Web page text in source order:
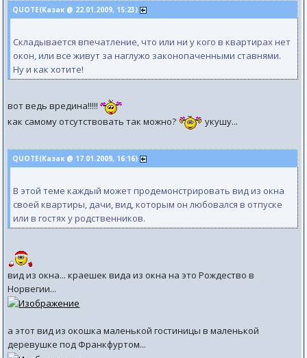
QUOTE(Казак @ 22.01.2009, 15:23)
Складывается впечатление, что или ни у кого в квартирах нет
окон, или все живут за наглужо законопаченными ставнями.
Ну и как хотите!
вот ведь вредина!!!!!
как самому отсутствовать так можно?
укушу...
QUOTE(Казак @ 17.01.2009, 16:16)
В этой теме каждый может продемонстрировать вид из окна
своей квартиры, дачи, вид, которым он любовался в отпуске
или в гостях у родственников.
вид из окна... краешек вида из окна на это Рождество в
Норвегии...
а этот вид из окошка маленькой гостиницы в маленькой
деревушке под Франкфуртом...